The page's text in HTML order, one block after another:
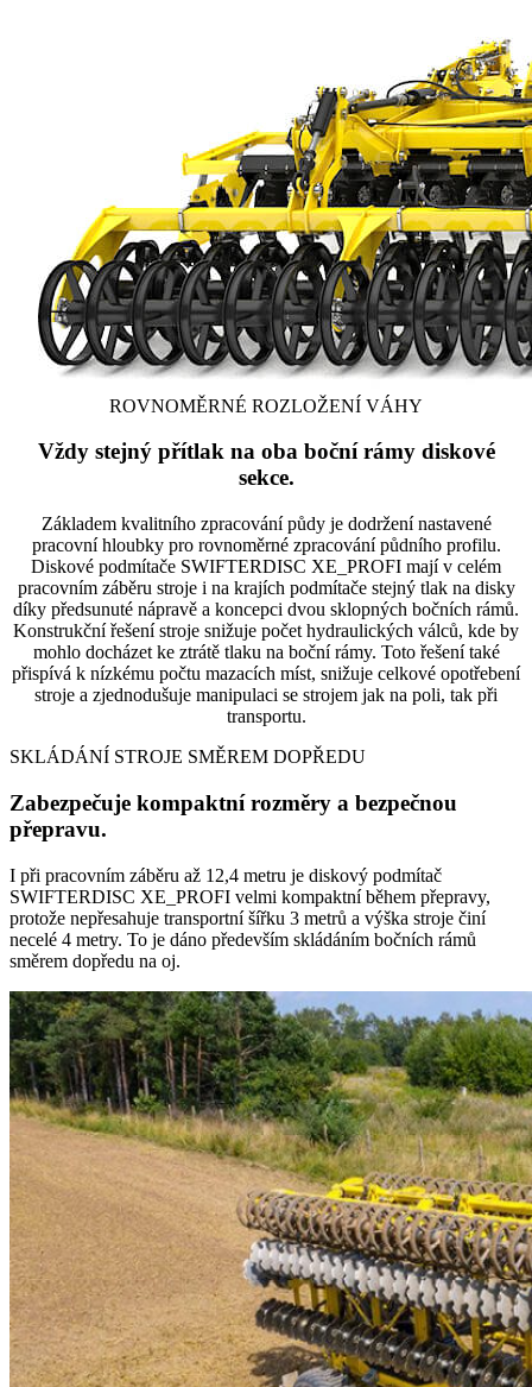
ROVNOMĚRNÉ ROZLOŽENÍ VÁHY
Vždy stejný přítlak na oba boční rámy diskové
sekce.
Základem kvalitního zpracování půdy je dodržení nastavené
pracovní hloubky pro rovnoměrné zpracování půdního profilu.
Diskové podmítače SWIFTERDISC XE_PROFI mají v celém
pracovním záběru stroje i na krajích podmítače stejný tlak na disky
díky předsunuté nápravě a koncepci dvou sklopných bočních rámů.
Konstrukční řešení stroje snižuje počet hydraulických válců, kde by
mohlo docházet ke ztrátě tlaku na boční rámy. Toto řešení také
přispívá k nízkému počtu mazacích míst, snižuje celkové opotřebení
stroje a zjednodušuje manipulaci se strojem jak na poli, tak při
transportu.
SKLÁDÁNÍ STROJE SMĚREM DOPŘEDU
Zabezpečuje kompaktní rozměry a bezpečnou
přepravu.
I při pracovním záběru až 12,4 metru je diskový podmítač
SWIFTERDISC XE_PROFI velmi kompaktní během přepravy,
protože nepřesahuje transportní šířku 3 metrů a výška stroje činí
necelé 4 metry. To je dáno především skládáním bočních rámů
směrem dopředu na oj.